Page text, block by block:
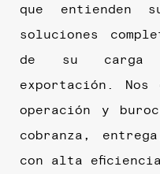
que entienden
soluciones
de su carga
exportación. Nos
operación y
cobranza,
con alta